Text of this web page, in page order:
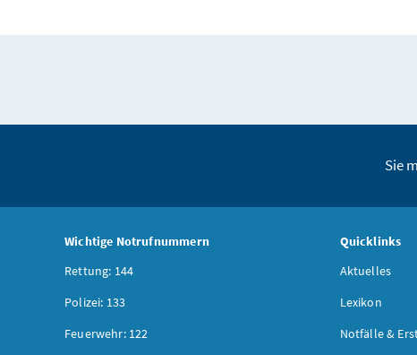
Sie
Wichtige Notrufnummern
Rettung: 144
Polizei: 133
Feuerwehr: 122
Quicklinks
Aktuelles
Lexikon
Notfälle &